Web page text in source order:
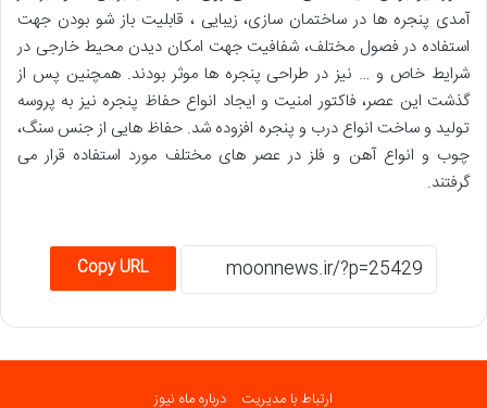
آمدی پنجره ها در ساختمان سازی، زیبایی ، قابلیت باز شو بودن جهت
استفاده در فصول مختلف، شفافیت جهت امکان دیدن محیط خارجی در
شرایط خاص و … نیز در طراحی پنجره ها موثر بودند. همچنین پس از
گذشت این عصر، فاکتور امنیت و ایجاد انواع حفاظ پنجره نیز به پروسه
تولید و ساخت انواع درب و پنجره افزوده شد. حفاظ هایی از جنس سنگ،
چوب و انواع آهن و فلز در عصر های مختلف مورد استفاده قرار می
گرفتند.
Copy URL
ارتباط با مدیریت درباره ماه نیوز